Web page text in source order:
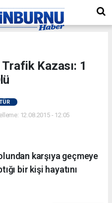
Kazası: 1
12.08.2015 - 12:05
karşıya geçmeye
bir kişi hayatını